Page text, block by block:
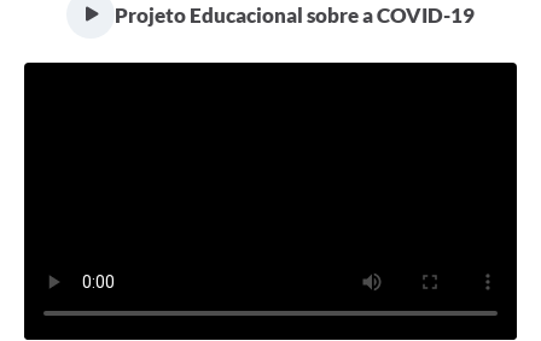
Projeto Educacional sobre a COVID-19